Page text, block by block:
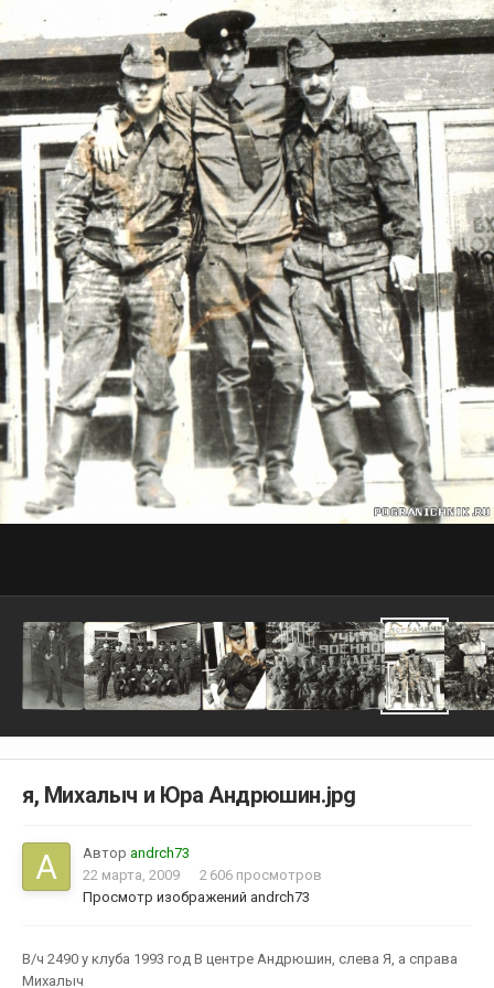
я, Михалыч и Юра Андрюшин.jpg
Автор andrch73
22 марта, 2009
2 606 просмотров
Просмотр изображений andrch73
В/ч 2490 у клуба 1993 год В центре Андрюшин, слева Я, а справа
Михалыч